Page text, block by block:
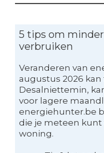
5 tips om
verbruiken
Veranderen van
augustus 2026
Desalniettemin,
voor lagere
energiehunter.be
die je meteen kunt
woning.